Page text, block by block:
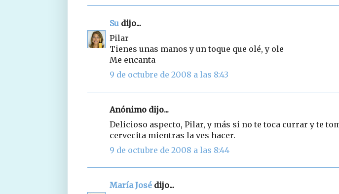
Su dijo...
Pilar
Tienes unas manos y un toque que olé, y ole
Me encanta
9 de octubre de 2008 a las 8:43
Anónimo dijo...
Delicioso aspecto, Pilar, y más si no te toca currar y te
cervecita mientras la ves hacer.
9 de octubre de 2008 a las 8:44
María José dijo...